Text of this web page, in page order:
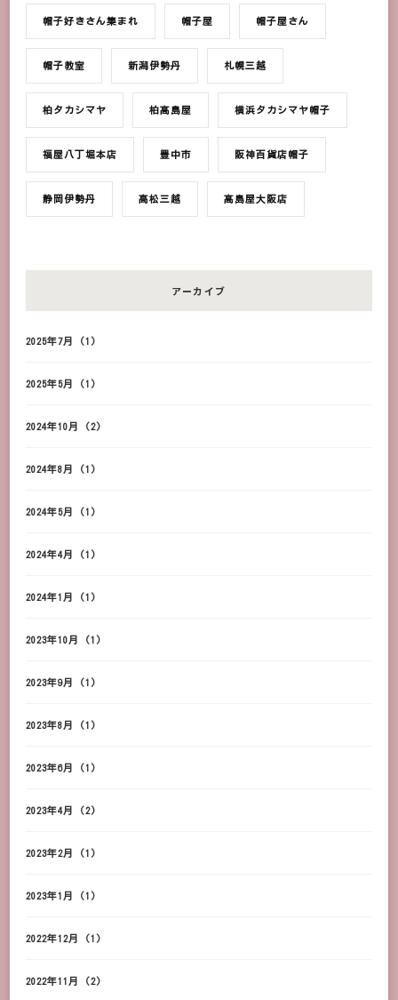
帽子好きさん集まれ 帽子屋 帽子屋さん
帽子教室 新潟伊勢丹 札幌三越
柏タカシマヤ 柏髙島屋 横浜タカシマヤ帽子
福屋八丁堀本店 豊中市 阪神百貨店帽子
静岡伊勢丹 高松三越 髙島屋大阪店
アーカイブ
2025年7月 (1)
2025年5月 (1)
2024年10月 (2)
2024年8月 (1)
2024年5月 (1)
2024年4月 (1)
2024年1月 (1)
2023年10月 (1)
2023年9月 (1)
2023年8月 (1)
2023年6月 (1)
2023年4月 (2)
2023年2月 (1)
2023年1月 (1)
2022年12月 (1)
2022年11月 (2)